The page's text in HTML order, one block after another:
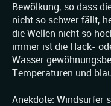
Bewölkung, so dass
nicht so schwer fällt,
die Wellen nicht so
immer ist die Hack-
Wasser
Temperaturen und
Anekdote: Windsurfer